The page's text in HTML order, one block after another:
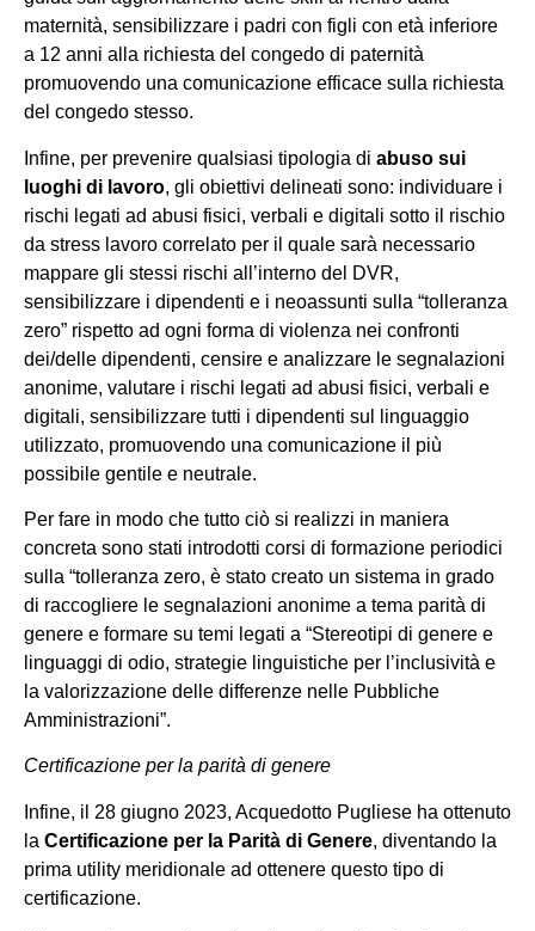
maternità, sensibilizzare i padri con figli con età inferiore
a 12 anni alla richiesta del congedo di paternità
promuovendo una comunicazione efficace sulla richiesta
del congedo stesso.
Infine, per prevenire qualsiasi tipologia di abuso sui
luoghi di lavoro, gli obiettivi delineati sono: individuare i
rischi legati ad abusi fisici, verbali e digitali sotto il rischio
da stress lavoro correlato per il quale sarà necessario
mappare gli stessi rischi all’interno del DVR,
sensibilizzare i dipendenti e i neoassunti sulla “tolleranza
zero” rispetto ad ogni forma di violenza nei confronti
dei/delle dipendenti, censire e analizzare le segnalazioni
anonime, valutare i rischi legati ad abusi fisici, verbali e
digitali, sensibilizzare tutti i dipendenti sul linguaggio
utilizzato, promuovendo una comunicazione il più
possibile gentile e neutrale.
Per fare in modo che tutto ciò si realizzi in maniera
concreta sono stati introdotti corsi di formazione periodici
sulla “tolleranza zero, è stato creato un sistema in grado
di raccogliere le segnalazioni anonime a tema parità di
genere e formare su temi legati a “Stereotipi di genere e
linguaggi di odio, strategie linguistiche per l’inclusività e
la valorizzazione delle differenze nelle Pubbliche
Amministrazioni”.
Certificazione per la parità di genere
Infine, il 28 giugno 2023, Acquedotto Pugliese ha ottenuto
la Certificazione per la Parità di Genere, diventando la
prima utility meridionale ad ottenere questo tipo di
certificazione.